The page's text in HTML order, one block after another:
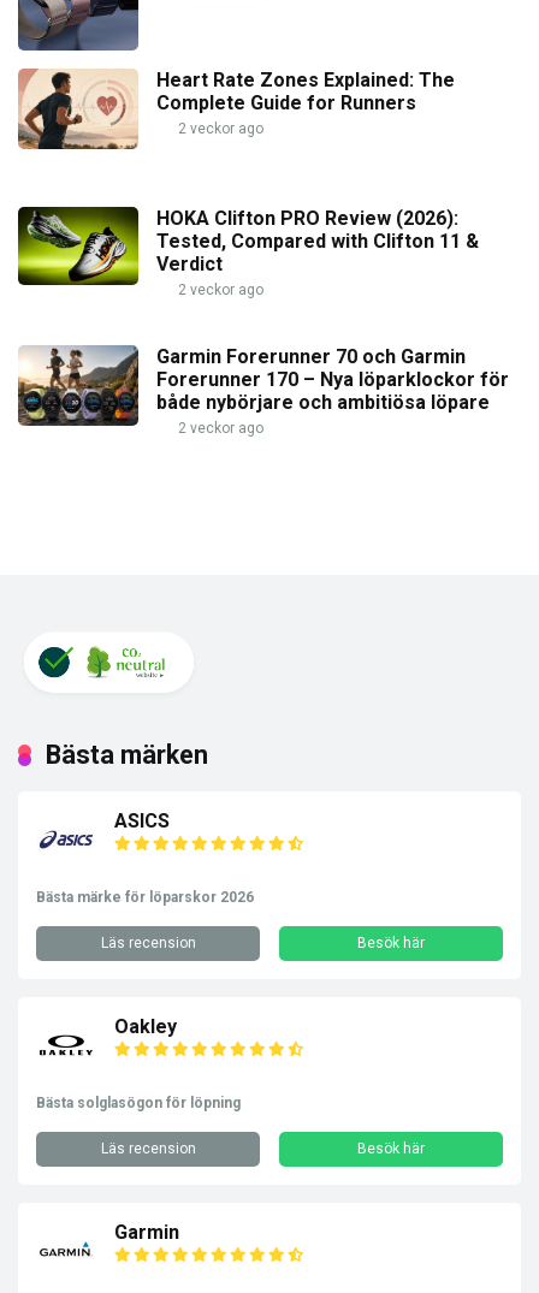
Heart Rate Zones Explained: The
Complete Guide for Runners
2 veckor ago
HOKA Clifton PRO Review (2026):
Tested, Compared with Clifton 11 &
Verdict
2 veckor ago
Garmin Forerunner 70 och Garmin
Forerunner 170 – Nya löparklockor för
både nybörjare och ambitiösa löpare
2 veckor ago
Bästa märken
ASICS
Bästa märke för löparskor 2026
Läs recension Besök här
Oakley
Bästa solglasögon för löpning
Läs recension Besök här
Garmin